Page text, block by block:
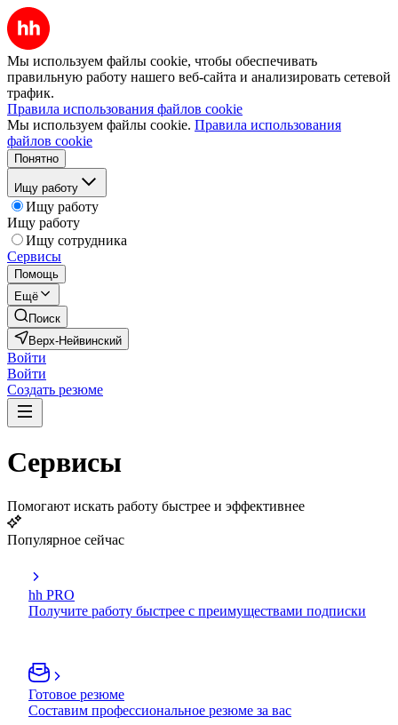
Мы используем файлы cookie, чтобы обеспечивать
правильную работу нашего веб-сайта и анализировать сетевой
трафик.
Правила использования файлов cookie
Мы используем файлы cookie. Правила использования
файлов cookie
Понятно
Ищу работу
Ищу работу
Ищу работу
Ищу сотрудника
Сервисы
Помощь
Ещё
Поиск
Верх-Нейвинский
Войти
Войти
Создать резюме
Сервисы
Помогают искать работу быстрее и эффективнее
Популярное сейчас
hh PRO
Получите работу быстрее с преимуществами подписки
Готовое резюме
Составим профессиональное резюме за вас